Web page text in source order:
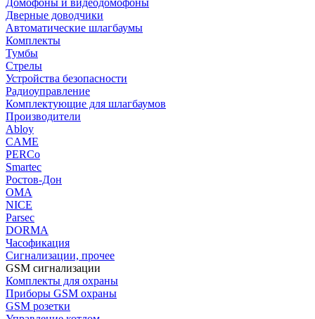
Домофоны и видеодомофоны
Дверные доводчики
Автоматические шлагбаумы
Комплекты
Тумбы
Стрелы
Устройства безопасности
Радиоуправление
Комплектующие для шлагбаумов
Производители
Abloy
CAME
PERCo
Smartec
Ростов-Дон
ОМА
NICE
Parsec
DORMA
Часофикация
Сигнализации, прочее
GSM сигнализации
Комплекты для охраны
Приборы GSM охраны
GSM розетки